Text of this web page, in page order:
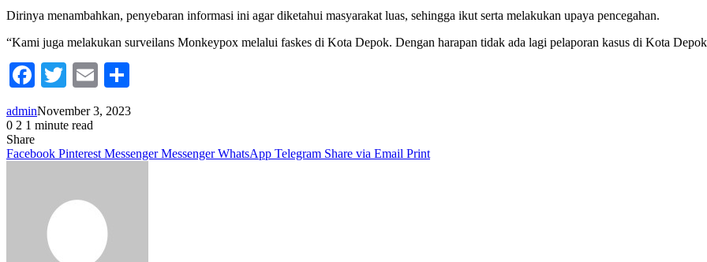
Dirinya menambahkan, penyebaran informasi ini agar diketahui masyarakat luas, sehingga ikut serta melakukan upaya pencegahan.
“Kami juga melakukan surveilans Monkeypox melalui faskes di Kota Depok. Dengan harapan tidak ada lagi pelaporan kasus di Kota
Facebook
TwitterEmail
adminNovember 3, 2023
0 2 1 minute read
Share
Facebook Pinterest Messenger Messenger WhatsApp Telegram Share via Email Print